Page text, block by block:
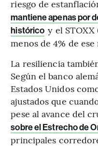
riesgo de
mantiene apenas por
histórico y el
menos de 4% de ese
La resiliencia
Según el banco
Estados Unidos
ajustados que
pese al avance del
sobre el Estrecho de
principales